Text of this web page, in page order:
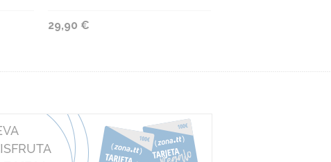
29,90 €